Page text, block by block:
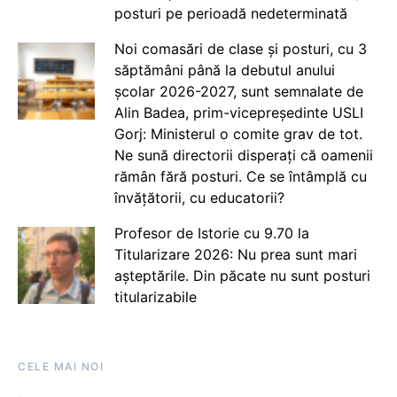
posturi pe perioadă nedeterminată
Noi comasări de clase și posturi, cu 3
săptămâni până la debutul anului
școlar 2026-2027, sunt semnalate de
Alin Badea, prim-vicepreședinte USLI
Gorj: Ministerul o comite grav de tot.
Ne sună directorii disperați că oamenii
rămân fără posturi. Ce se întâmplă cu
învățătorii, cu educatorii?
Profesor de Istorie cu 9.70 la
Titularizare 2026: Nu prea sunt mari
așteptările. Din păcate nu sunt posturi
titularizabile
CELE MAI NOI